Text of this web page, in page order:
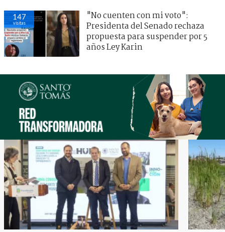
147
visitas
"No cuenten con mi voto":
Presidenta del Senado rechaza
propuesta para suspender por 5
años Ley Karin